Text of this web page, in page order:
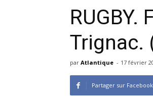
Trignac.
par Atlantique - 17 février
Partager sur Facebook